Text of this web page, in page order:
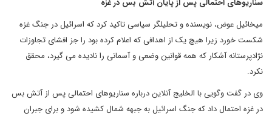
میخائیل عوض، نویسنده و تحلیلگر سیاسی تاکید کرد که اسرائیل در جنگ غزه
شکست خورد زیرا هیچ یک از اهدافی که اعلام کرده بود را جز افشای تجاوزات
نژادپرستانه آشکار که همه قوانین وضعی و آسمانی را نادیده می گیرد، محقق
نکرد.
وی در گفت وگویی با الخلیج آنلاین درباره سناریوهای احتمالی پس از آتش بس
در غزه احتمال داد که جنگ اسرائیل به جبهه شمال کشیده شود و برای جبران